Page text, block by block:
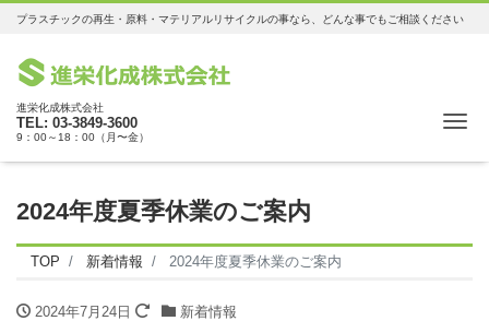
プラスチックの再生・原料・マテリアルリサイクルの事なら、どんな事でもご相談ください
進栄化成株式会社
TEL: 03-3849-3600
9：00～18：00（月〜金）
2024年度夏季休業のご案内
TOP 新着情報 2024年度夏季休業のご案内
2024年7月24日 新着情報